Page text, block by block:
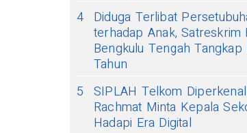
4 Diduga Terlibat
terhadap Anak, Satreskrim
Bengkulu Tengah Tangkap
Tahun
5 SIPLAH Telkom
Rachmat Minta Kepala
Hadapi Era Digital